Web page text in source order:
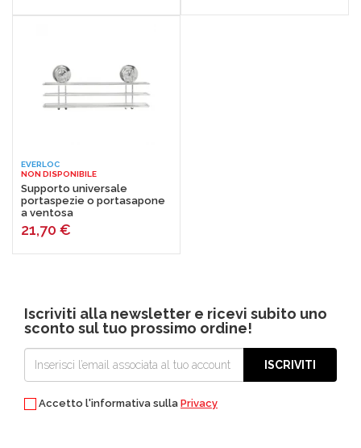
EVERLOC
NON DISPONIBILE
Supporto universale
portaspezie o portasapone
a ventosa
21,70 €
Iscriviti alla newsletter e ricevi subito uno
sconto sul tuo prossimo ordine!
ISCRIVITI
Accetto l'informativa sulla Privacy